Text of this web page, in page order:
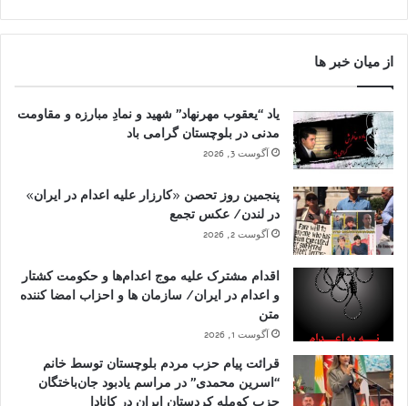
از میان خبر ها
یاد “یعقوب مهرنهاد” شهید و نمادِ مبارزه و مقاومت
مدنی در بلوچستان گرامی باد
آگوست 3, 2026
پنجمین روز تحصن «کارزار علیه اعدام در ایران»
در لندن/ عکس تجمع
آگوست 2, 2026
اقدام مشترک علیه موج اعدام‌ها و حکومت کشتار
و اعدام در ایران/ سازمان ها و احزاب امضا کننده
متن
آگوست 1, 2026
قرائت پیام حزب مردم بلوچستان توسط خانم
“اسرین محمدی” در مراسم یادبود جان‌باختگان
حزب کومله کردستان ایران در کانادا